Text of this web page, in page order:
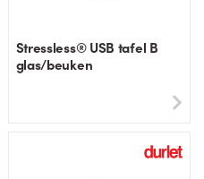
Stressless® USB tafel B
glas/beuken